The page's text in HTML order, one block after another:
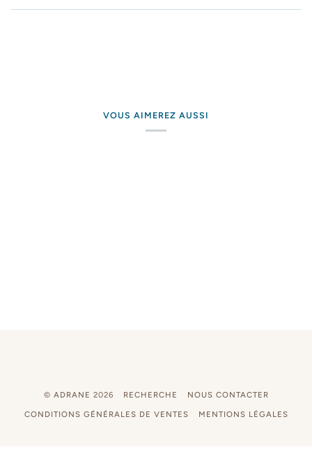
VOUS AIMEREZ AUSSI
© ADRANE 2026 RECHERCHE
NOUS CONTACTER
CONDITIONS GÉNÉRALES DE VENTES
MENTIONS LÉGALES